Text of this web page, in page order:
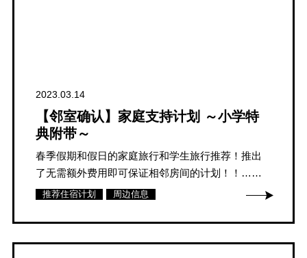
2023.03.14
【邻室确认】家庭支持计划 ～小学特
典附带～
春季假期和假日的家庭旅行和学生旅行推荐！推出
了无需额外费用即可保证相邻房间的计划！！……
推荐住宿计划 周边信息